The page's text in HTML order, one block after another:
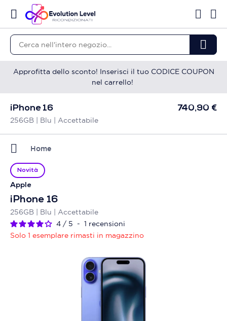
Approfitta dello sconto! Inserisci il tuo CODICE COUPON
nel carrello!
iPhone 16
256GB | Blu | Accettabile
740,90 €
Home
Apple
iPhone 16
256GB | Blu | Accettabile
4 / 5 - 1 recensioni
Solo 1 esemplare rimasti in magazzino
Novità